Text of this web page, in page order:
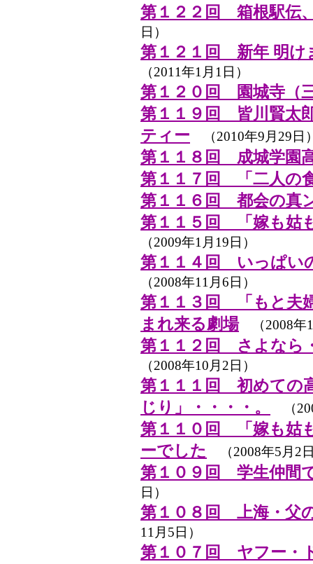
第１２２回 箱根駅伝
日）
第１２１回 新年 明け
（2011年1月1日）
第１２０回 園城寺（
第１１９回 皆川賢太
ティー （2010年9月29日
第１１８回 成城学園
第１１７回 「二人の
第１１６回 都会の真
第１１５回 「嫁も姑
（2009年1月19日）
第１１４回 いっぱい
（2008年11月6日）
第１１３回 「もと夫
まれ来る劇場（2008年
第１１２回 さよなら
（2008年10月2日）
第１１１回 初めての
じり」・・・・。
（
第１１０回 「嫁も姑
ーでした
（2008年5月2
第１０９回 学生仲間
日）
第１０８回 上海・父
11月5日）
第１０７回 ヤフー・